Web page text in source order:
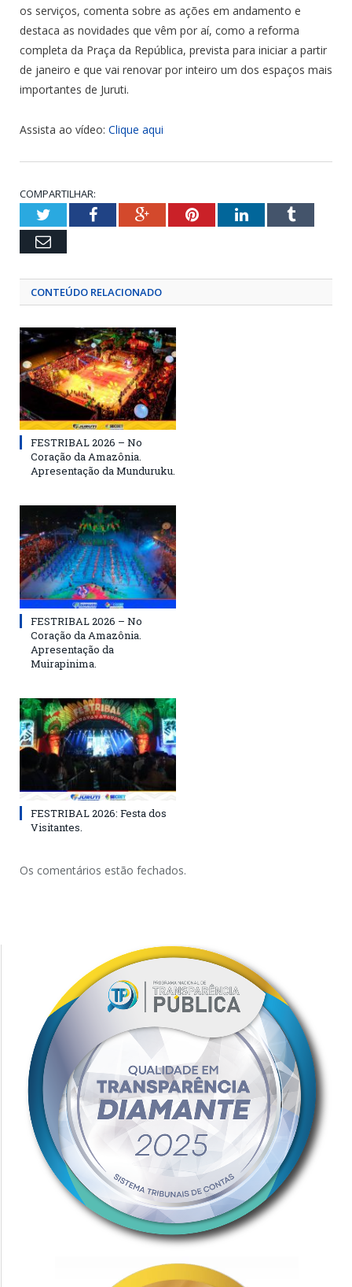
os serviços, comenta sobre as ações em andamento e
destaca as novidades que vêm por aí, como a reforma
completa da Praça da República, prevista para iniciar a partir
de janeiro e que vai renovar por inteiro um dos espaços mais
importantes de Juruti.
Assista ao vídeo: Clique aqui
COMPARTILHAR:
TwitterFacebookGoogle+PinterestLinkedInTumblr
Email
CONTEÚDO RELACIONADO
FESTRIBAL 2026 – No
Coração da Amazônia.
Apresentação da Munduruku.
FESTRIBAL 2026 – No
Coração da Amazônia.
Apresentação da
Muirapinima.
FESTRIBAL 2026: Festa dos
Visitantes.
Os comentários estão fechados.